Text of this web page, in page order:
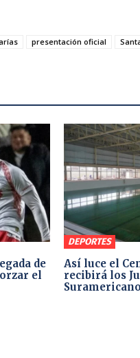
presentación oficial
de
el
DEPORTES
Así luce el
recibirá los